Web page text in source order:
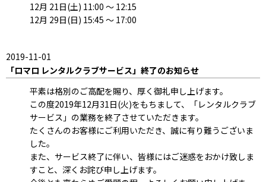
12月 21日(土) 11:00 ～ 12:15
12月 29日(日) 15:45 ～ 17:00
2019-11-01
「ロマロ レンタルクラブサービス」終了のお知らせ
平素は格別のご高配を賜り、厚く御礼申し上げます。
この度2019年12月31日(火)をもちまして、「レンタルクラブ
サービス」の業務を終了させていただきます。
たくさんのお客様にご利用いただき、誠に有り難うございま
した。
また、サービス終了に伴い、皆様にはご迷惑をおかけ致しま
すこと、深くお詫び申し上げます。